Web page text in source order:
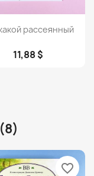
Просмотр
рассеянный
11,88 $
favorite_border